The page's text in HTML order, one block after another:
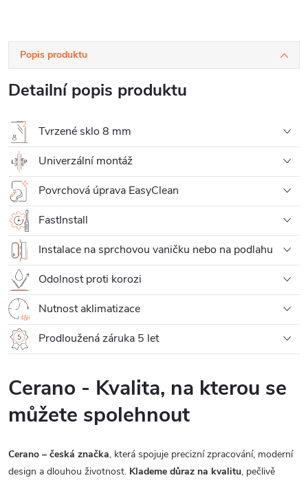
Popis produktu
Detailní popis produktu
Tvrzené sklo 8 mm
Univerzální montáž
Povrchová úprava EasyClean
FastInstall
Instalace na sprchovou vaničku nebo na podlahu
Odolnost proti korozi
Nutnost aklimatizace
Prodloužená záruka 5 let
Cerano - Kvalita, na kterou se
můžete spolehnout
Cerano – česká značka, která spojuje precizní zpracování, moderní
design a dlouhou životnost. Klademe důraz na kvalitu, pečlivě